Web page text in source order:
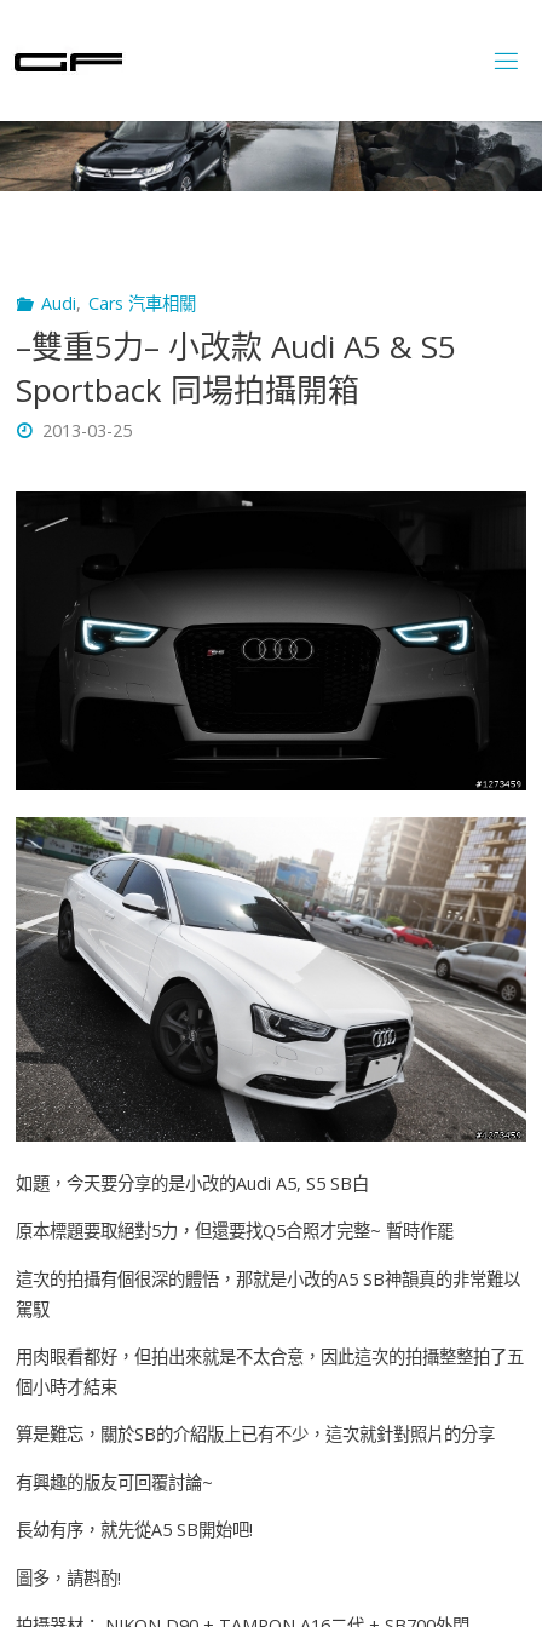
content
Audi, Cars 汽車相關
–雙重5力– 小改款 Audi A5 & S5
Sportback 同場拍攝開箱
2013-03-25
如題，今天要分享的是小改的Audi A5, S5 SB白
原本標題要取絕對5力，但還要找Q5合照才完整~ 暫時作罷
這次的拍攝有個很深的體悟，那就是小改的A5 SB神韻真的非常難以
駕馭
用肉眼看都好，但拍出來就是不太合意，因此這次的拍攝整整拍了五
個小時才結束
算是難忘，關於SB的介紹版上已有不少，這次就針對照片的分享
有興趣的版友可回覆討論~
長幼有序，就先從A5 SB開始吧!
圖多，請斟酌!